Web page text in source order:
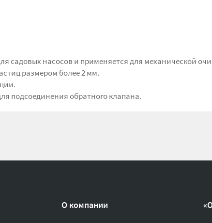
садовых насосов и применяется для механической
размером более 2 мм.
подсоединения обратного клапана.
О компании